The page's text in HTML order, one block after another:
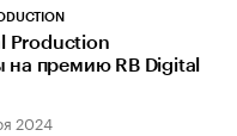
Production
премию RB Digital
2024